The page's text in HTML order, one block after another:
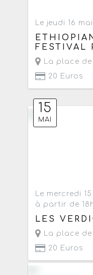
Le jeudi 16 mai
FESTIVAL
La place
20 Euros
15
MAI
Le mercredi
à partir de
LES
La place
20 Euros